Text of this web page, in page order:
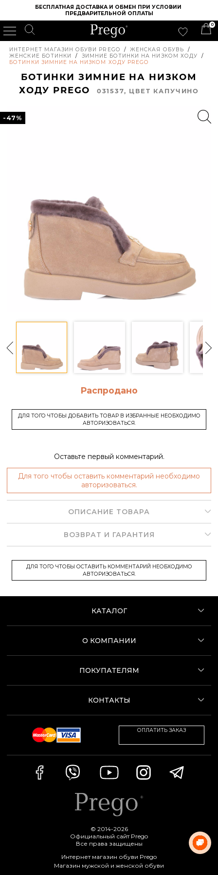
БЕСПЛАТНАЯ ДОСТАВКА И ОБМЕН ПРИ УСЛОВИИ
ПРЕДВАРИТЕЛЬНОЙ ОПЛАТЫ
0
ИНТЕРНЕТ МАГАЗИН ОБУВИ PREGO / ЖЕНСКАЯ ОБУВЬ
/
ЖЕНСКИЕ БОТИНКИ
/ ЗИМНИЕ БОТИНКИ НА НИЗКОМ ХОДУ
/
БОТИНКИ ЗИМНИЕ НА НИЗКОМ ХОДУ PREGO
БОТИНКИ ЗИМНИЕ НА НИЗКОМ
ХОДУ PREGO
031537, ЦВЕТ КАПУЧИНО
-47%
Распродано
ДЛЯ ТОГО ЧТОБЫ ДОБАВИТЬ ТОВАР В ИЗБРАННЫЕ НЕОБХОДИМО
АВТОРИЗОВАТЬСЯ.
Оставьте первый комментарий.
Для того чтобы оставить комментарий необходимо
авторизоваться.
ОПИСАНИЕ ТОВАРА
ВОЗВРАТ И ГАРАНТИЯ
ДЛЯ ТОГО ЧТОБЫ ОСТАВИТЬ КОММЕНТАРИЙ НЕОБХОДИМО
АВТОРИЗОВАТЬСЯ.
КАТАЛОГ
О КОМПАНИИ
ПОКУПАТЕЛЯМ
КОНТАКТЫ
ОПЛАТИТЬ ЗАКАЗ
© 2014-2026
Официальный сайт Prego
Все права защищены
Интернет магазин обуви Prego
Магазин мужской и женской обуви